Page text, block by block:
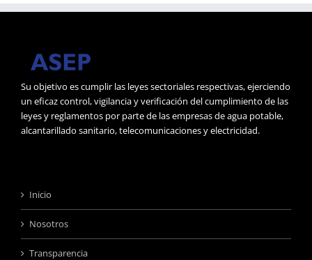
Su objetivo es cumplir las leyes sectoriales respectivas, ejerciendo
un eficaz control, vigilancia y verificación del cumplimiento de las
leyes y reglamentos por parte de las empresas de agua potable,
alcantarillado sanitario, telecomunicaciones y electricidad.
Inicio
Nosotros
Transparencia